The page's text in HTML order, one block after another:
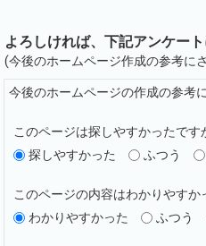
よろしければ、下記アンケート
(今後のホームページ作成の参考に
今後のホームページの作成の参考
このページは探しやすかったで
探しやすかった ふつう
このページの内容はわかりやす
わかりやすかった ふつう